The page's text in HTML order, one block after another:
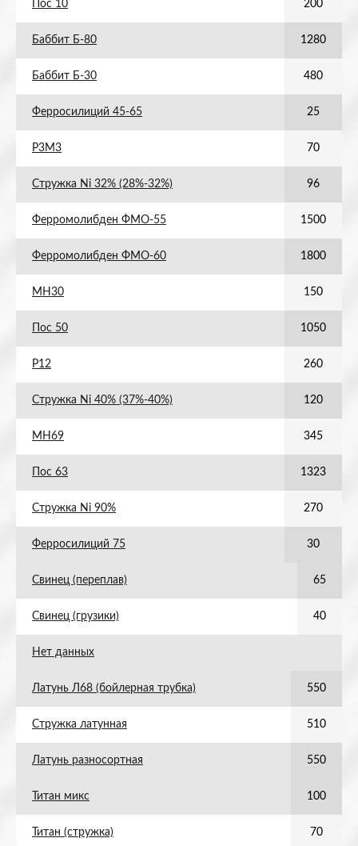
Пос 10 200
Баббит Б-80 1280
Баббит Б-30 480
Ферросилиций 45-65 25
Р3М3 70
Стружка Ni 32% (28%-32%) 96
Ферромолибден ФМО-55 1500
Ферромолибден ФМО-60 1800
МН30 150
Пос 50 1050
Р12 260
Стружка Ni 40% (37%-40%) 120
МН69 345
Пос 63 1323
Стружка Ni 90% 270
Ферросилиций 75 30
Свинец (переплав) 65
Свинец (грузики) 40
Нет данных
Латунь Л68 (бойлерная трубка) 550
Стружка латунная 510
Латунь разносортная 550
Титан микс 100
Титан (стружка) 70